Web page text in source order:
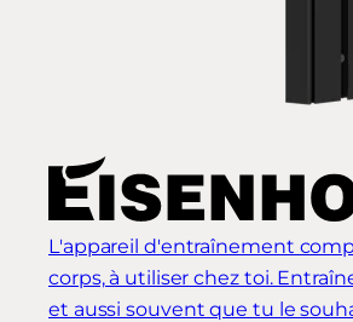
L'appareil d'entraînement
corps, à utiliser chez toi.
et aussi souvent que tu le